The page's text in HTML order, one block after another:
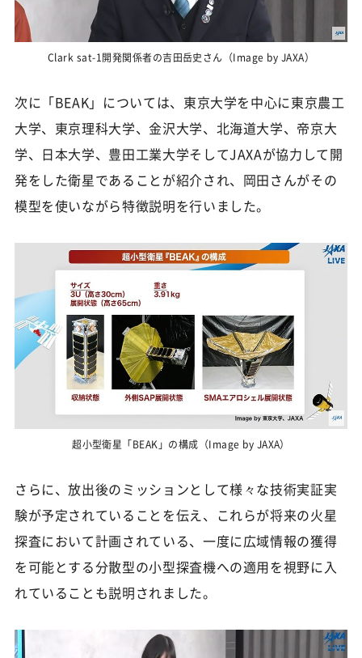
Clark sat-1開発関係者の吉田岳史さん（Image by JAXA）
次に「BEAK」については、東京大学を中心に東京農工
大学、東京理科大学、金沢大学、北海道大学、帝京大
学、日本大学、豊田工業大学そしてJAXAが協力して開
発をした衛星であることが紹介され、岡田さんがその
模型を使いながら特徴説明を行いました。
超小型衛星「BEAK」の構成（Image by JAXA）
さらに、放出後のミッションとして様々な技術実証実
験が予定されていることを伝え、これらが将来の火星
探査において計画されている、一度に広域情報の獲得
を可能とする分散型の小型探査機への適用を視野に入
れていることも説明されました。